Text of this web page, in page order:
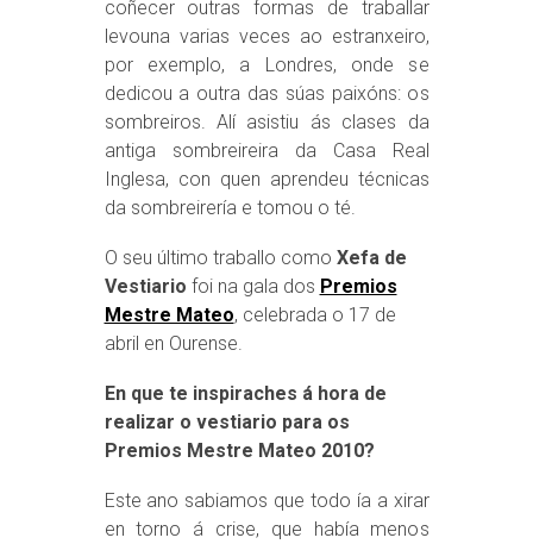
coñecer outras formas de traballar
levouna varias veces ao estranxeiro,
por exemplo, a Londres, onde se
dedicou a outra das súas paixóns: os
sombreiros. Alí asistiu ás clases da
antiga sombreireira da Casa Real
Inglesa, con quen aprendeu técnicas
da sombreirería e tomou o té.
O seu último traballo como Xefa de
Vestiario foi na gala dos Premios
Mestre Mateo, celebrada o 17 de
abril en Ourense.
En que te inspiraches á hora de
realizar o vestiario para os
Premios Mestre Mateo 2010?
Este ano sabiamos que todo ía a xirar
en torno á crise, que había menos